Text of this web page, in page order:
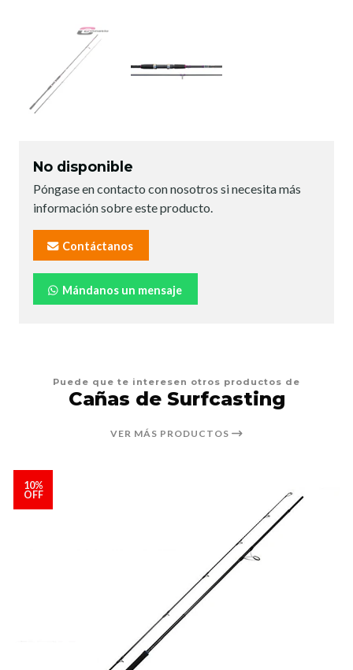
No disponible
Póngase en contacto con nosotros si necesita más
información sobre este producto.
Contáctanos
Mándanos un mensaje
Puede que te interesen otros productos de
Cañas de Surfcasting
VER MÁS PRODUCTOS
10%
OFF